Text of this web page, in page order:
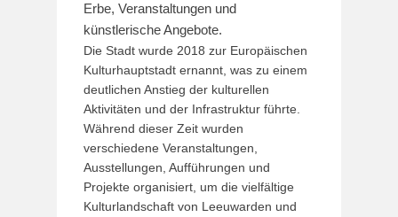
Erbe, Veranstaltungen und
künstlerische Angebote.
Die Stadt wurde 2018 zur Europäischen
Kulturhauptstadt ernannt, was zu einem
deutlichen Anstieg der kulturellen
Aktivitäten und der Infrastruktur führte.
Während dieser Zeit wurden
verschiedene Veranstaltungen,
Ausstellungen, Aufführungen und
Projekte organisiert, um die vielfältige
Kulturlandschaft von Leeuwarden und